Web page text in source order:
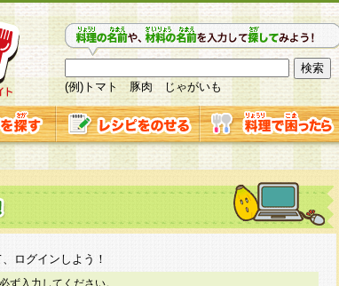
(例)トマト 豚肉 じゃがいも
ログインしよう！
ず入力してください。